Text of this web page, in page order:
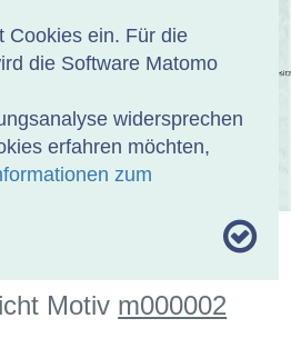
Cookies ein. Für die
die Software Matomo
widersprechen
erfahren möchten,
zum
SUCHE
Motiv m000002